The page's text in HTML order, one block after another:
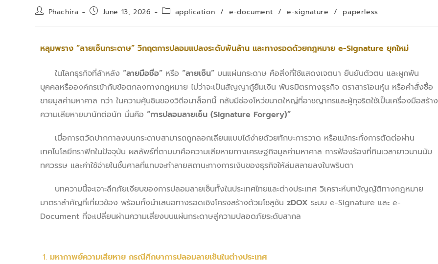
Phachira June 13, 2026 application / e-document / e-signature / paperless
หลุมพราง “ลายเซ็นกระดาษ” วิกฤตการปลอมแปลงระดับพันล้าน และทางรอดด้วยกฎหมาย e-Signature ยุคใหม่
ในโลกธุรกิจที่ล้าหลัง “ลายมือชื่อ” หรือ “ลายเซ็น” บนแผ่นกระดาษ คือสิ่งที่ใช้แสดงเจตนา ยืนยันตัวตน และผูกพัน
บุคคลหรือองค์กรเข้ากับข้อตกลงทางกฎหมาย ไม่ว่าจะเป็นสัญญากู้ยืมเงิน พันธมิตรทางธุรกิจ ตราสารโอนหุ้น หรือคำสั่งซื้อ
ขายมูลค่ามหาศาล ทว่า ในความคุ้นชินของวิถีอนาล็อกนี้ กลับมีช่องโหว่ขนาดใหญ่ที่อาชญากรและผู้ทุจริตใช้เป็นเครื่องมือสร้าง
ความเสียหายมานักต่อนัก นั่นคือ “การปลอมลายเซ็น (Signature Forgery)”
เมื่อการตวัดปากกาลงบนกระดาษสามารถถูกลอกเลียนแบบได้ง่ายด้วยทักษะการวาด หรือแม้กระทั่งการตัดต่อผ่าน
เทคโนโลยีกราฟิกในปัจจุบัน ผลลัพธ์ที่ตามมาคือความเสียหายทางเศรษฐกิจมูลค่ามหาศาล การฟ้องร้องที่กินเวลายาวนานนับ
ทศวรรษ และค่าใช้จ่ายในชั้นศาลที่แทบจะทำลายสถานะทางการเงินของธุรกิจให้ล่มสลายลงในพริบตา
บทความนี้จะเจาะลึกภัยเงียบของการปลอมลายเซ็นทั้งในประเทศไทยและต่างประเทศ วิเคราะห์บทบัญญัติทางกฎหมาย
มาตราสำคัญที่เกี่ยวข้อง พร้อมทั้งนำเสนอทางรอดเชิงโครงสร้างด้วยโซลูชัน zDOX ระบบ e-Signature และ e-
Document ที่จะเปลี่ยนผ่านความเสี่ยงบนแผ่นกระดาษสู่ความปลอดภัยระดับสากล
มหากาพย์ความเสียหาย กรณีศึกษาการปลอมลายเซ็นในต่างประเทศ